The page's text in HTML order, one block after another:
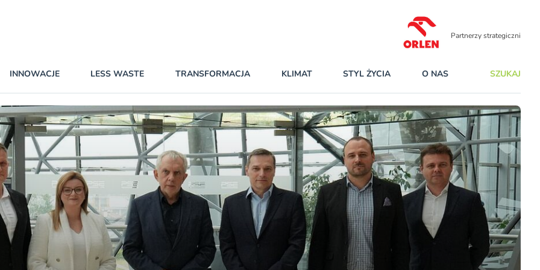
Partnerzy strategiczni
INNOWACJE LESS WASTE TRANSFORMACJA KLIMAT STYL ŻYCIA O NAS SZUKAJ